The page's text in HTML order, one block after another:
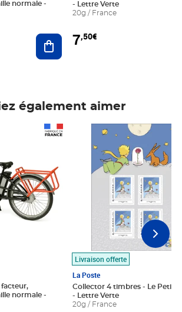
Ajouter au panier
- Lettre Verte
20g / France
7,50€
également aimer
facteur,
Livraison offerte
La Poste
Collector 4 timbres - Le Petit
- Lettre Verte
20g / France
Prix 7,50€